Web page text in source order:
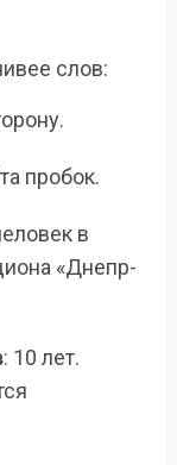
слов:
пробок.
в
«Днепр-
: 10 лет.